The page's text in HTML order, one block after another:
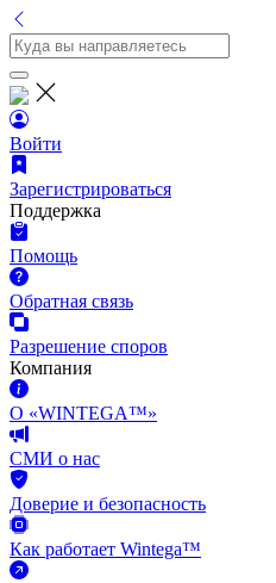
Войти
Зарегистрироваться
Поддержка
Помощь
Обратная связь
Разрешение споров
Компания
О «WINTEGA™»
СМИ о нас
Доверие и безопасность
Как работает Wintega™